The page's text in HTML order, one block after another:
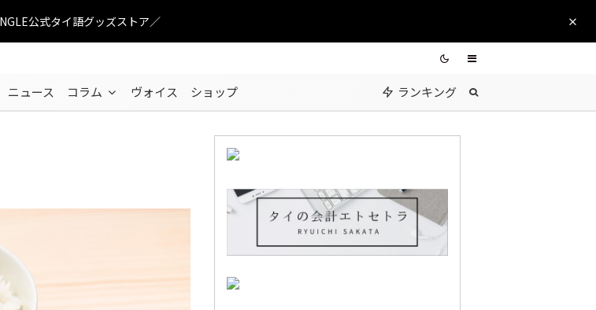
公式タイ語グッズストア／
ニュース コラム ヴォイス ショップ ランキング